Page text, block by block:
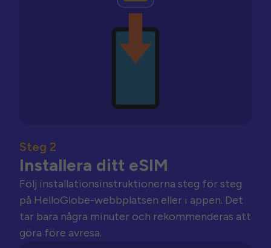
Steg 2
Installera ditt eSIM
Följ installationsinstruktionerna steg för steg
på HelloGlobe-webbplatsen eller i appen. Det
tar bara några minuter och rekommenderas att
göra före avresa.